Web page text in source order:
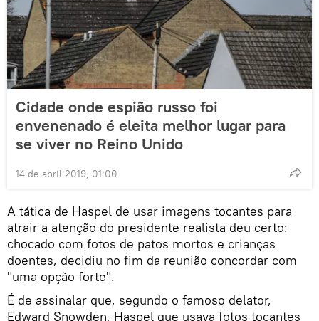
Cidade onde espião russo foi
envenenado é eleita melhor lugar para
se viver no Reino Unido
14 de abril 2019, 01:00
A tática de Haspel de usar imagens tocantes para
atrair a atenção do presidente realista deu certo:
chocado com fotos de patos mortos e crianças
doentes, decidiu no fim da reunião concordar com
"uma opção forte".
É de assinalar que, segundo o famoso delator,
Edward Snowden, Haspel que usava fotos tocantes